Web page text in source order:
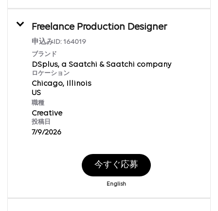
Freelance Production Designer
申込みID: 164019
ブランド
DSplus, a Saatchi & Saatchi company
ロケーション
Chicago, Illinois
職種
Creative
投稿日
7/9/2026
今すぐ応募
English